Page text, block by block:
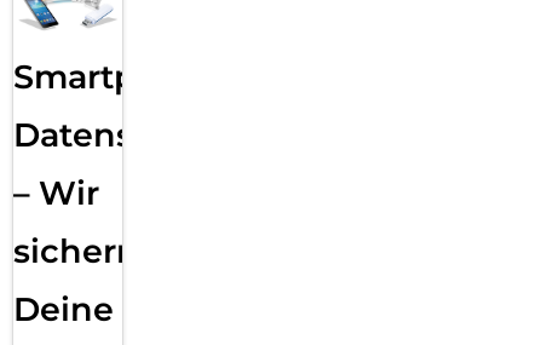
Smartphone
Datensicherung
– Wir
sichern
Deine